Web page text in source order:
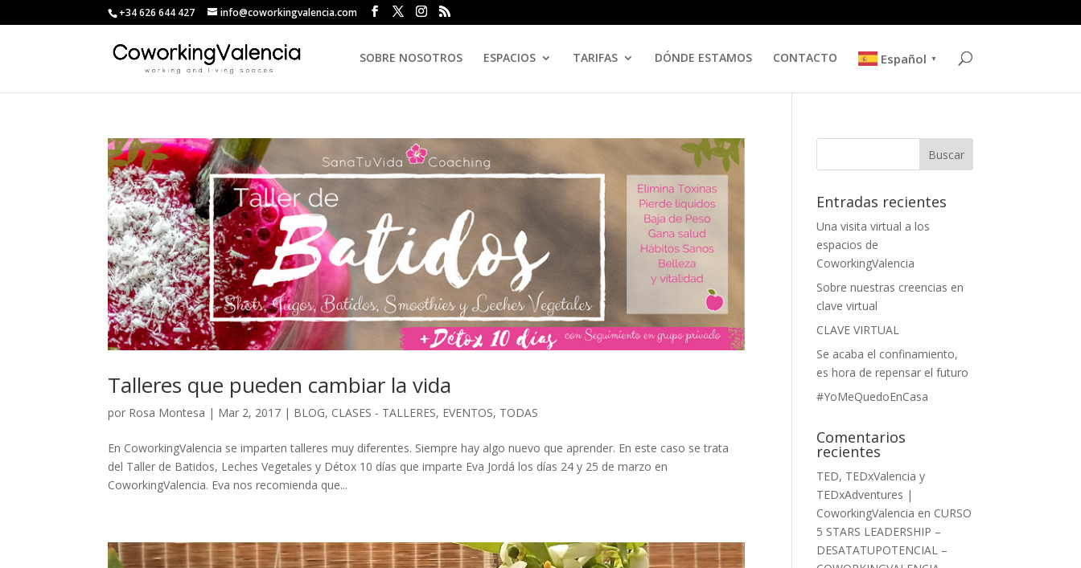
+34 626 644 427 info@coworkingvalencia.com
SOBRE NOSOTROS ESPACIOS TARIFAS DÓNDE ESTAMOS CONTACTO Español ▼
Talleres que pueden cambiar la vida
por Rosa Montesa | Mar 2, 2017 | BLOG, CLASES - TALLERES, EVENTOS, TODAS
En CoworkingValencia se imparten talleres muy diferentes. Siempre hay algo nuevo que aprender. En este caso se trata
del Taller de Batidos, Leches Vegetales y Détox 10 días que imparte Eva Jordá los días 24 y 25 de marzo en
CoworkingValencia. Eva nos recomienda que...
Entradas recientes
Una visita virtual a los
espacios de
CoworkingValencia
Sobre nuestras creencias en
clave virtual
CLAVE VIRTUAL
Se acaba el confinamiento,
es hora de repensar el futuro
#YoMeQuedoEnCasa
Comentarios
recientes
TED, TEDxValencia y
TEDxAdventures |
CoworkingValencia en CURSO
5 STARS LEADERSHIP –
DESATATUPOTENCIAL –